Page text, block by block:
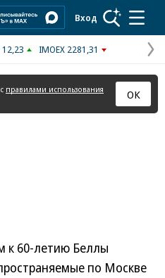
Вход
12,23 IMOEX 2281,31
правилами использования
ОК
к 60-летию Беллы
по Москве